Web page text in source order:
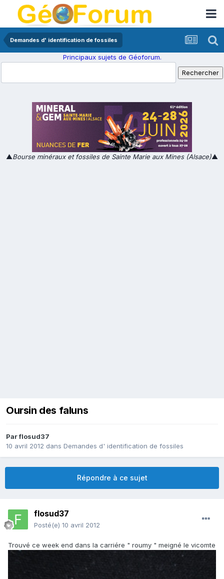
Demandes d' identification de fossiles
Principaux sujets de Géoforum.
▲Bourse minéraux et fossiles de Sainte Marie aux Mines (Alsace)▲
Oursin des faluns
Parflosud37
10 avril 2012 dans Demandes d' identification de fossiles
Répondre à ce sujet
flosud37
Posté(e) 10 avril 2012
Trouvé ce week end dans la carriére " roumy " meigné le vicomte